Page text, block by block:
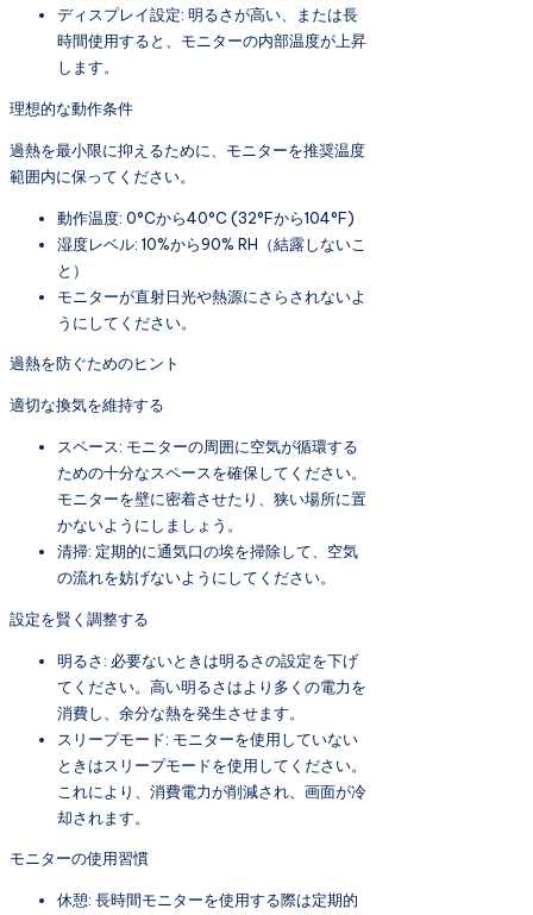
ディスプレイ設定: 明るさが高い、または長
時間使用すると、モニターの内部温度が上昇
します。
理想的な動作条件
過熱を最小限に抑えるために、モニターを推奨温度
範囲内に保ってください。
動作温度: 0°Cから40°C (32°Fから104°F)
湿度レベル: 10%から90% RH（結露しないこ
と）
モニターが直射日光や熱源にさらされないよ
うにしてください。
過熱を防ぐためのヒント
適切な換気を維持する
スペース: モニターの周囲に空気が循環する
ための十分なスペースを確保してください。
モニターを壁に密着させたり、狭い場所に置
かないようにしましょう。
清掃: 定期的に通気口の埃を掃除して、空気
の流れを妨げないようにしてください。
設定を賢く調整する
明るさ: 必要ないときは明るさの設定を下げ
てください。高い明るさはより多くの電力を
消費し、余分な熱を発生させます。
スリープモード: モニターを使用していない
ときはスリープモードを使用してください。
これにより、消費電力が削減され、画面が冷
却されます。
モニターの使用習慣
休憩: 長時間モニターを使用する際は定期的